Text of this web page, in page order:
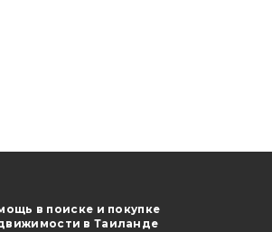
в поиске и покупке
в Таиланде